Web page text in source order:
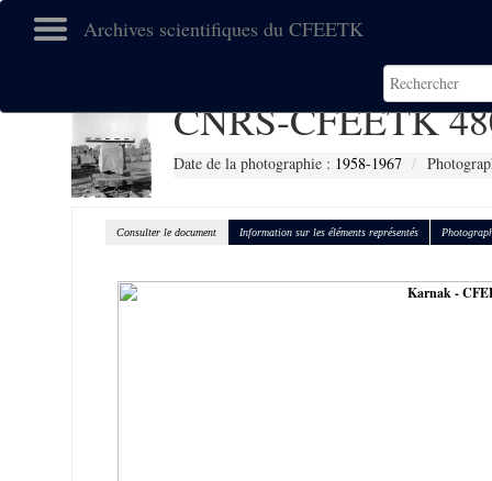
Archives scientifiques du CFEETK
CNRS-CFEETK
Date de la photographie : 1958-1967
Consulter le document Information sur les éléments représentés